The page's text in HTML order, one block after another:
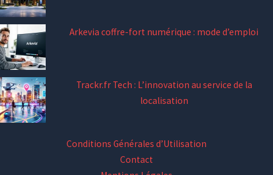
Arkevia coffre-fort numérique : mode d’emploi
Trackr.fr Tech : L’innovation au service de la
localisation
Conditions Générales d’Utilisation
Contact